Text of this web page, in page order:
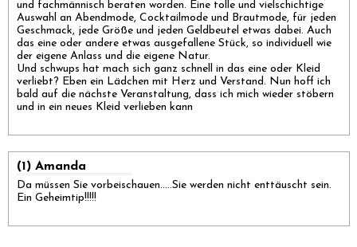
und fachmännisch beraten worden. Eine tolle und vielschichtige
Auswahl an Abendmode, Cocktailmode und Brautmode, für jeden
Geschmack, jede Größe und jeden Geldbeutel etwas dabei. Auch
das eine oder andere etwas ausgefallene Stück, so individuell wie
der eigene Anlass und die eigene Natur.
Und schwups hat mach sich ganz schnell in das eine oder Kleid
verliebt? Eben ein Lädchen mit Herz und Verstand. Nun hoff ich
bald auf die nächste Veranstaltung, dass ich mich wieder stöbern
und in ein neues Kleid verlieben kann
(1) Amanda
Da müssen Sie vorbeischauen.....Sie werden nicht enttäuscht sein.
Ein Geheimtip!!!!!